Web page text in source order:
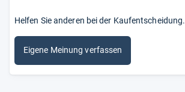
Helfen Sie anderen bei der Kaufentscheidung.
Eigene Meinung verfassen